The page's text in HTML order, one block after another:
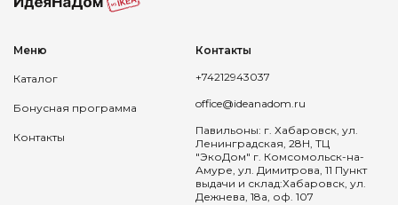
Меню
Каталог
Бонусная программа
Контакты
Контакты
+74212943037
office@ideanadom.ru
Павильоны: г. Хабаровск, ул.
Ленинградская, 28Н, ТЦ
"ЭкоДом" г. Комсомольск-на-
Амуре, ул. Димитрова, 11 Пункт
выдачи и склад:Хабаровск, ул.
Дежнева, 18а, оф. 107